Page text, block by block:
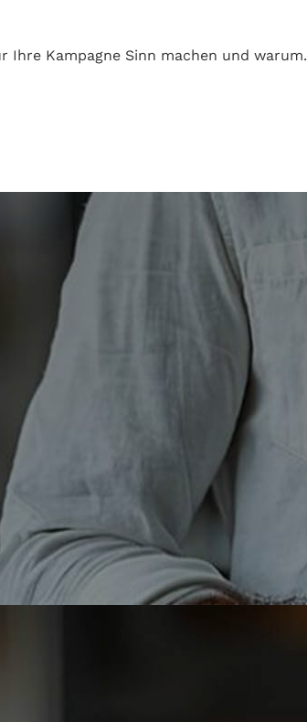
Kampagne Sinn machen und warum.